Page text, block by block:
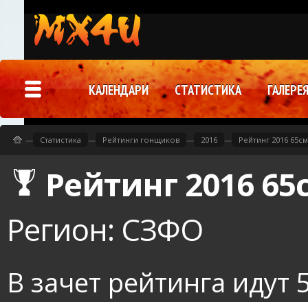
Рейтинг 2016
Регион: СЗФО
В зачет рейтинга
— Статистика — Рейтинги гонщиков — 2016 — Рейтинг 2016
КАЛЕНДАРИ СТАТИСТИКА ГАЛЕРЕЯ